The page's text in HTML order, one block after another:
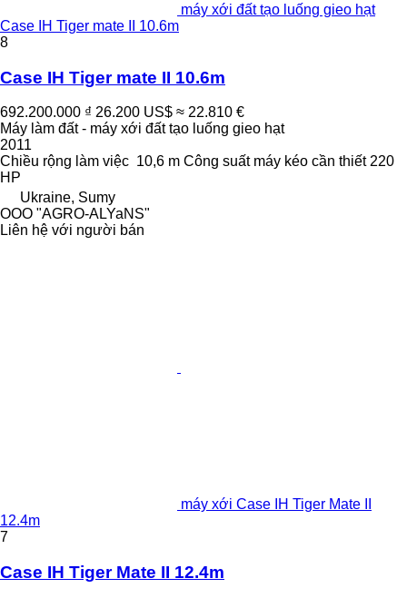
máy xới đất tạo luống gieo hạt
Case IH Tiger mate II 10.6m
8
Case IH Tiger mate II 10.6m
692.200.000 ₫ 26.200 US$ ≈ 22.810 €
Máy làm đất - máy xới đất tạo luống gieo hạt
2011
Chiều rộng làm việc 10,6 m Công suất máy kéo cần thiết 220
HP
Ukraine, Sumy
OOO "AGRO-ALYaNS"
Liên hệ với người bán
máy xới Case IH Tiger Mate II
12.4m
7
Case IH Tiger Mate II 12.4m